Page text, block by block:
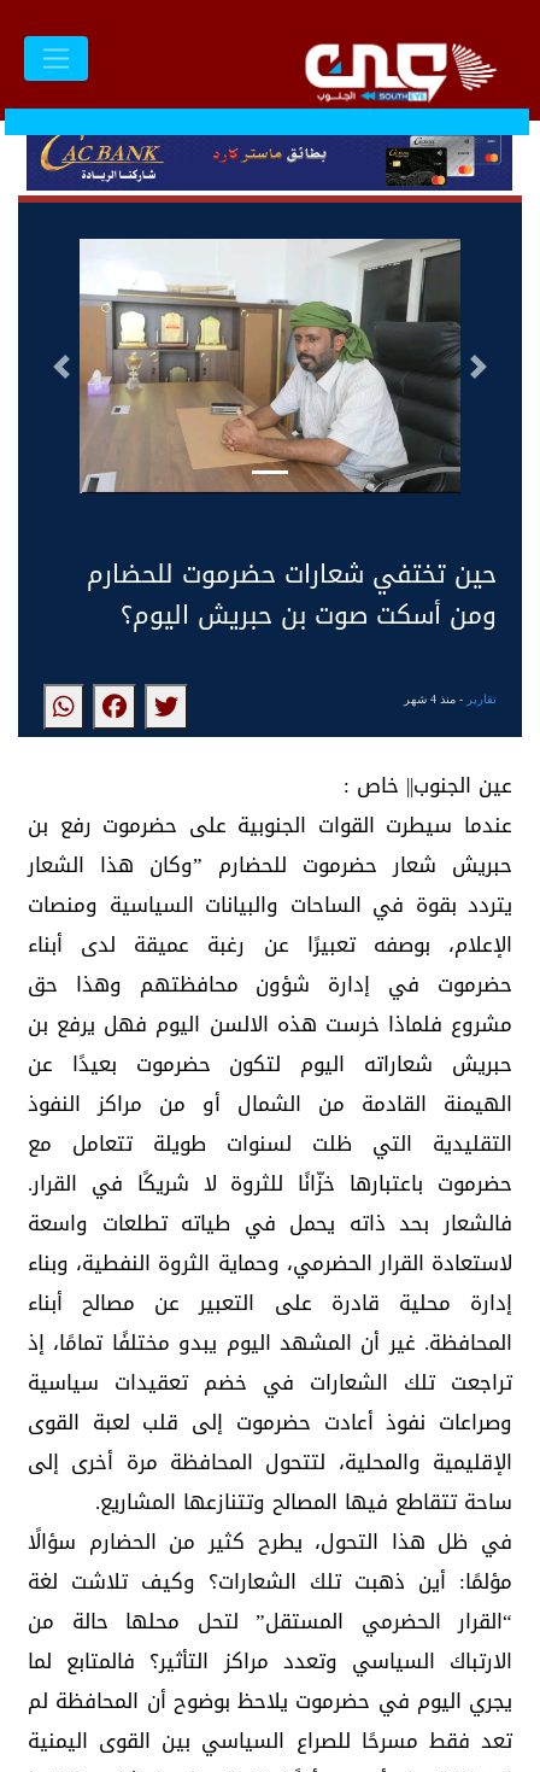
التالى السابق
حين تختفي شعارات حضرموت للحضارم
ومن أسكت صوت بن حبريش اليوم؟
تقارير - منذ 4 شهر
عين الجنوب|| خاص :
عندما سيطرت القوات الجنوبية على حضرموت رفع بن
حبريش شعار حضرموت للحضارم ”وكان هذا الشعار
يتردد بقوة في الساحات والبيانات السياسية ومنصات
الإعلام، بوصفه تعبيرًا عن رغبة عميقة لدى أبناء
حضرموت في إدارة شؤون محافظتهم وهذا حق
مشروع فلماذا خرست هذه الالسن اليوم فهل يرفع بن
حبريش شعاراته اليوم لتكون حضرموت بعيدًا عن
الهيمنة القادمة من الشمال أو من مراكز النفوذ
التقليدية التي ظلت لسنوات طويلة تتعامل مع
حضرموت باعتبارها خزّانًا للثروة لا شريكًا في القرار.
فالشعار بحد ذاته يحمل في طياته تطلعات واسعة
لاستعادة القرار الحضرمي، وحماية الثروة النفطية، وبناء
إدارة محلية قادرة على التعبير عن مصالح أبناء
المحافظة. غير أن المشهد اليوم يبدو مختلفًا تمامًا، إذ
تراجعت تلك الشعارات في خضم تعقيدات سياسية
وصراعات نفوذ أعادت حضرموت إلى قلب لعبة القوى
الإقليمية والمحلية، لتتحول المحافظة مرة أخرى إلى
ساحة تتقاطع فيها المصالح وتتنازعها المشاريع.
في ظل هذا التحول، يطرح كثير من الحضارم سؤالًا
مؤلمًا: أين ذهبت تلك الشعارات؟ وكيف تلاشت لغة
“القرار الحضرمي المستقل” لتحل محلها حالة من
الارتباك السياسي وتعدد مراكز التأثير؟ فالمتابع لما
يجري اليوم في حضرموت يلاحظ بوضوح أن المحافظة لم
تعد فقط مسرحًا للصراع السياسي بين القوى اليمنية